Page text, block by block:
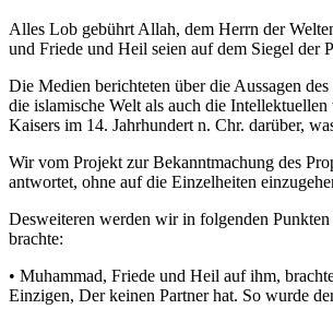
Alles Lob gebührt Allah, dem Herrn der
und Friede und Heil seien auf dem Siegel der
Die Medien berichteten über die Aussagen
die islamische Welt als auch die
Kaisers im 14. Jahrhundert n. Chr. darüber,
Wir vom Projekt zur Bekanntmachung des
antwortet, ohne auf die Einzelheiten
Desweiteren werden wir in folgenden Punkten
brachte:
• Muhammad, Friede und Heil auf ihm,
Einzigen, Der keinen Partner hat. So wurde